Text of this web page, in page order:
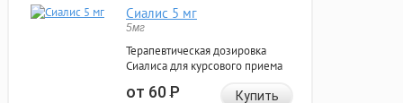
Сиалис 5 мг
5мг
Терапевтическая дозировка
Сиалиса для курсового приема
от 60Р Купить